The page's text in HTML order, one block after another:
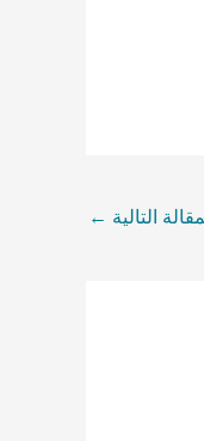
التالية ←